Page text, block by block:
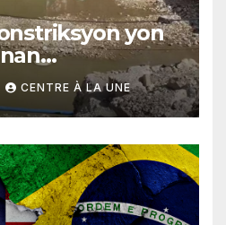
yon
lespri moun
CENTRE À LA UNE